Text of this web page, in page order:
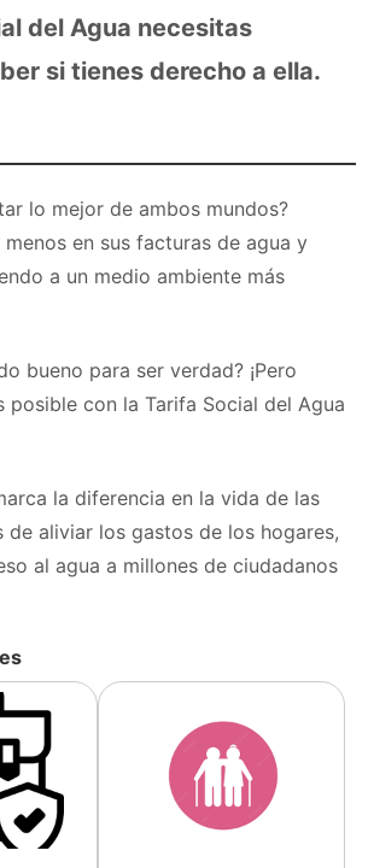
del Agua necesitas
si tienes derecho a ella.
lo mejor de ambos mundos?
menos en sus facturas de agua y
a un medio ambiente más
bueno para ser verdad? ¡Pero
posible con la Tarifa Social del Agua
la diferencia en la vida de las
de aliviar los gastos de los hogares,
al agua a millones de ciudadanos